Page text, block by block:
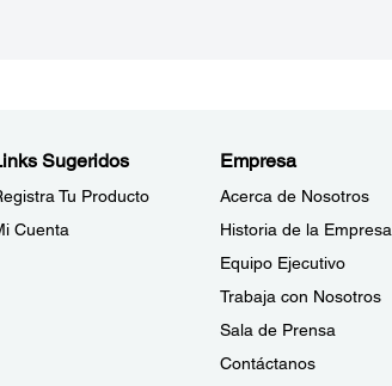
Sugeridos
Tu Producto
Cuenta
Empresa
Acerca de Nosotros
Historia de la Empresa
Equipo Ejecutivo
Trabaja con Nosotros
Sala de Prensa
Contáctanos